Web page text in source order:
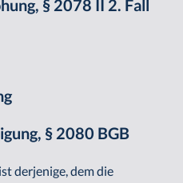
§ 2078 II 2. Fall
§ 2080 BGB
derjenige, dem die